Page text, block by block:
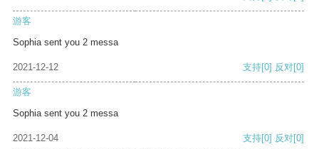
游客
Sophia sent you 2 messa
2021-12-12 支持[0] 反对[0]
游客
Sophia sent you 2 messa
2021-12-04 支持[0] 反对[0]